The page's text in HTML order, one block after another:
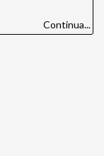
Continua...